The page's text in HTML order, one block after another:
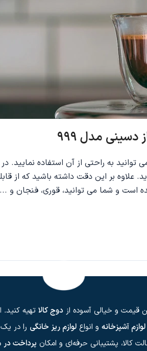
مدل 999
علاوه بر این دقت داشته باشید که از
است و شما می توانید، قوری، فنجان و
قیمت و خیالی آسوده ازدوج کالا تهیه
آشپزخانه و انواعلوازم ریز خانگی را در
کالا، پشتیبانی حرفه‌ای و امکان پرداخت